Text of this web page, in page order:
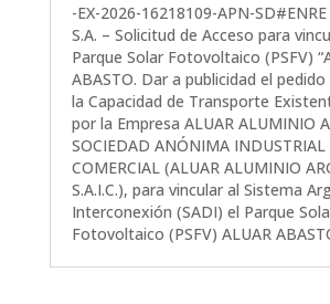
-EX-2026-16218109-APN-SD#ENRE
S.A. – Solicitud de Acceso para
Parque Solar Fotovoltaico (PSFV)
ABASTO. Dar a publicidad el
la Capacidad de Transporte
por la Empresa ALUAR ALUMINIO
SOCIEDAD ANÓNIMA INDUSTRIAL
COMERCIAL (ALUAR ALUMINIO
S.A.I.C.), para vincular al Sistema
Interconexión (SADI) el Parque
Fotovoltaico (PSFV) ALUAR